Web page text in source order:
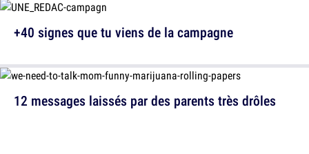
12 messages laissés par des parents très drôles
+40 signes que tu viens de la campagne